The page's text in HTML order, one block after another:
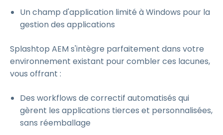
Un champ d'application limité à Windows pour la
gestion des applications
Splashtop AEM s'intègre parfaitement dans votre
environnement existant pour combler ces lacunes,
vous offrant :
Des workflows de correctif automatisés qui
gèrent les applications tierces et personnalisées,
sans réemballage